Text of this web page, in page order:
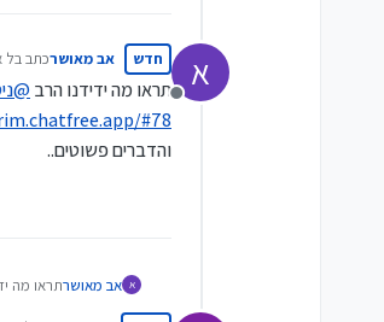
א
מנותק
חדש אב מאושרכתב בל
תראו מה ידידנו הרב@
#78
והדברים פשוטים..
א אב מאושרתראו מה